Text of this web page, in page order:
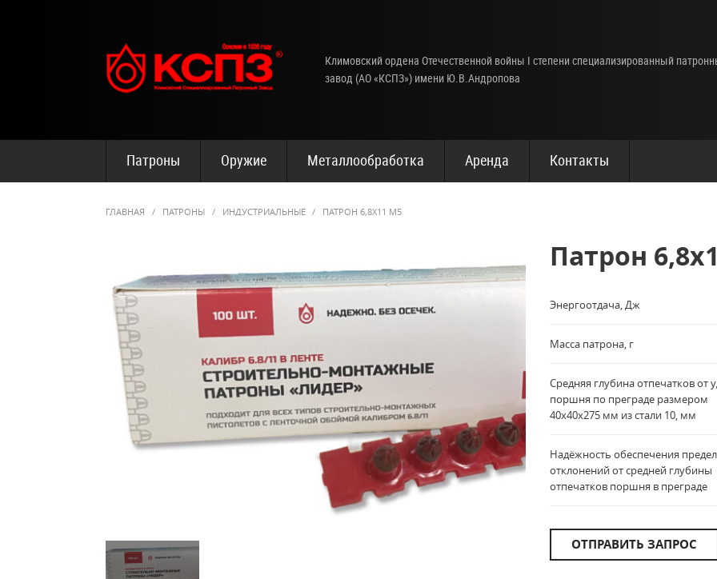
Климовский ордена Отечественной войны I степени специализированный
завод (АО «КСПЗ») имени Ю.В.Андропова
Патроны Оружие Металлообработка Аренда Контакты
ГЛАВНАЯ / ПАТРОНЫ / ИНДУСТРИАЛЬНЫЕ / ПАТРОН 6,8Х11 М5
Патрон
Энергоотдача, Дж
Масса патрона, г
Средняя глубина отпечатков от
поршня по преграде размером
40х40х275 мм из стали 10, мм
Надёжность обеспечения
отклонений от средней глубины
отпечатков поршня в преграде
ОТПРАВИТЬ ЗАПРОС